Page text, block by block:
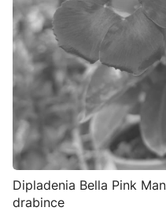
Dipladenia Bella Pink
drabince